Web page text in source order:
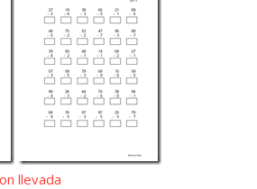
llevada